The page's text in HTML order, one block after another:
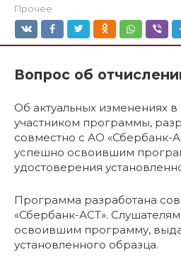
Прочее
Вопрос об
Об актуальных изменениях в
участником программы,
совместно с АО «Сбербанк-
успешно освоившим
удостоверения
Программа разработана
«Сбербанк-АСТ».
освоившим программу,
установленного образца.